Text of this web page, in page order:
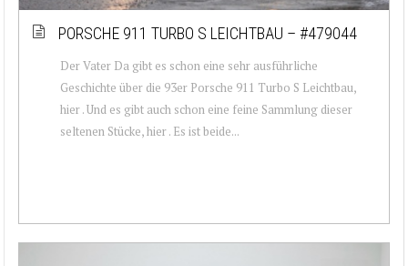
PORSCHE 911 TURBO S LEICHTBAU – #479044
Der Vater Da gibt es schon eine sehr ausführliche
Geschichte über die 93er Porsche 911 Turbo S Leichtbau,
hier . Und es gibt auch schon eine feine Sammlung dieser
seltenen Stücke, hier . Es ist beide...